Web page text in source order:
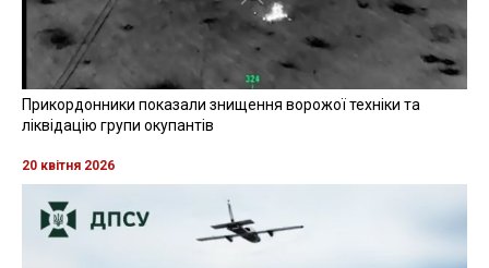
Прикордонники показали знищення ворожої техніки та
ліквідацію групи окупантів
20 квітня 2026